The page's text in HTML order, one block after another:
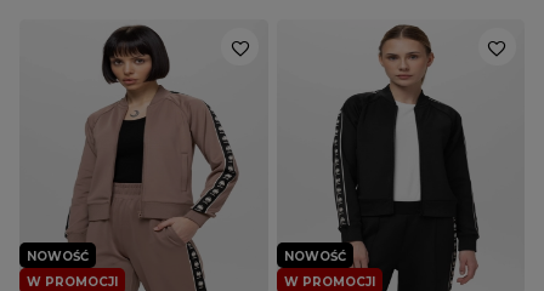
W PROMOCJI
NOWOŚĆ
W PROMOCJI
NOWOŚĆ